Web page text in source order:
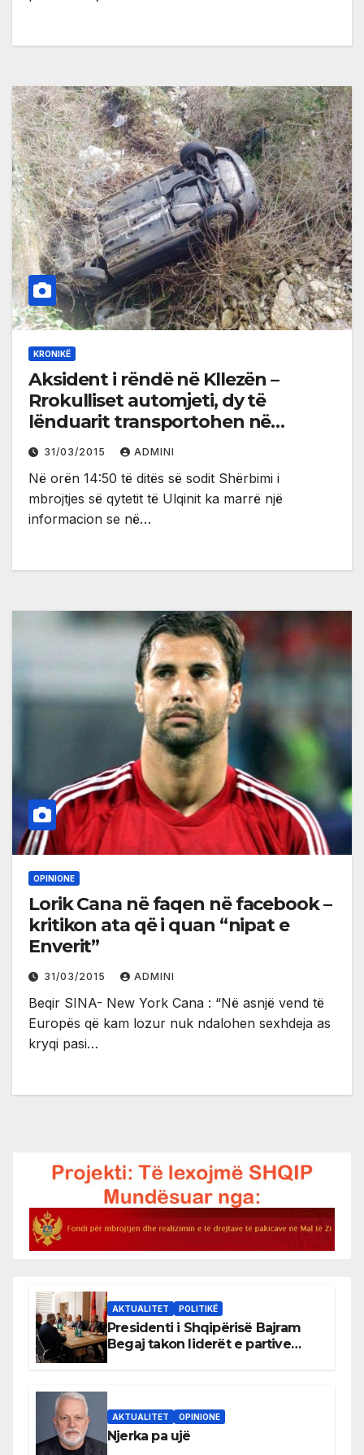
KRONIKË
Aksident i rëndë në Kllezën –
Rrokulliset automjeti, dy të
lënduarit transportohen në
spitalin e Tivarit (foto , video)
31/03/2015 ADMINI
Në orën 14:50 të ditës së sodit Shërbimi i
mbrojtjes së qytetit të Ulqinit ka marrë një
informacion se në…
OPINIONE
Lorik Cana në faqen në facebook –
kritikon ata që i quan “nipat e
Enverit”
31/03/2015 ADMINI
Beqir SINA- New York Cana : “Në asnjë vend të
Europës që kam lozur nuk ndalohen sexhdeja as
kryqi pasi…
AKTUALITET POLITIKË
Presidenti i Shqipërisë Bajram
Begaj takon liderët e partive
AKTUALITET OPINIONE
Njerka pa ujë